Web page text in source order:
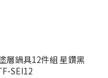
層鍋具12件組 星鑽黑
SEI12